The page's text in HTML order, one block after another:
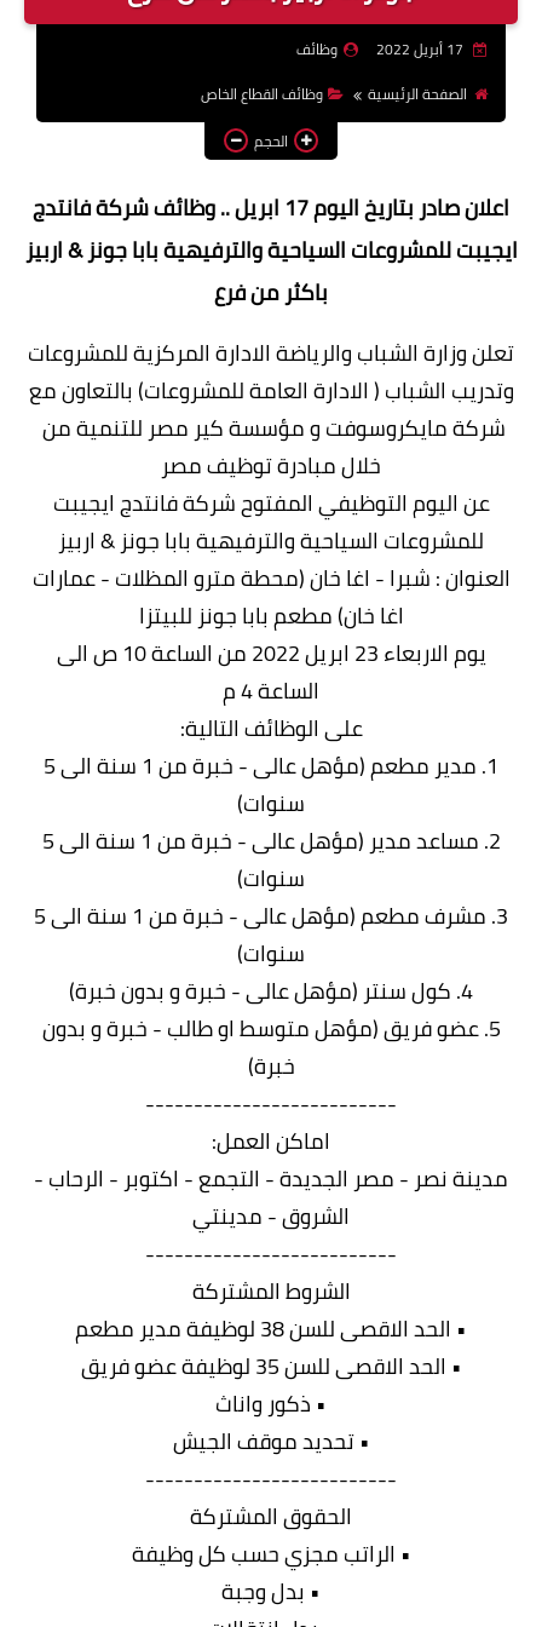
وظائف
الصفحة الرئيسية
وظائف القطاع الخاص
الحجم
اعلان صادر بتاريخ اليوم 17 ابريل .. وظائف شركة فانتدج
ايجيبت للمشروعات السياحية والترفيهية بابا جونز & اربيز
باكثر من فرع
تعلن وزارة الشباب والرياضة الادارة المركزية للمشروعات
وتدريب الشباب ( الادارة العامة للمشروعات) بالتعاون مع
شركة مايكروسوفت و مؤسسة كير مصر للتنمية من
خلال مبادرة توظيف مصر
عن اليوم التوظيفي المفتوح شركة فانتدج ايجيبت
للمشروعات السياحية والترفيهية بابا جونز & اربيز
العنوان : شبرا - اغا خان (محطة مترو المظلات - عمارات
اغا خان) مطعم بابا جونز للبيتزا
يوم الاربعاء 23 ابريل 2022 من الساعة 10 ص الى
الساعة 4 م
على الوظائف التالية:
1. مدير مطعم (مؤهل عالى - خبرة من 1 سنة الى 5
سنوات)
2. مساعد مدير (مؤهل عالى - خبرة من 1 سنة الى 5
سنوات)
3. مشرف مطعم (مؤهل عالى - خبرة من 1 سنة الى 5
سنوات)
4. كول سنتر (مؤهل عالى - خبرة و بدون خبرة)
5. عضو فريق (مؤهل متوسط او طالب - خبرة و بدون
خبرة)
--------------------------
اماكن العمل:
مدينة نصر - مصر الجديدة - التجمع - اكتوبر - الرحاب -
الشروق - مدينتي
--------------------------
الشروط المشتركة
• الحد الاقصى للسن 38 لوظيفة مدير مطعم
• الحد الاقصى للسن 35 لوظيفة عضو فريق
• ذكور واناث
• تحديد موقف الجيش
--------------------------
الحقوق المشتركة
• الراتب مجزي حسب كل وظيفة
• بدل وجبة